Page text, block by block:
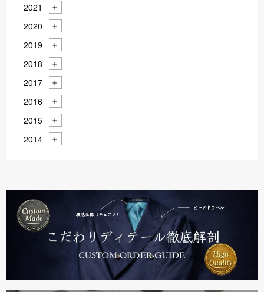
2021
2020
2019
2018
2017
2016
2015
2014